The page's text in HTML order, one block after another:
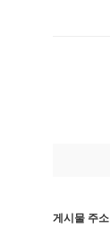
게시물 주소